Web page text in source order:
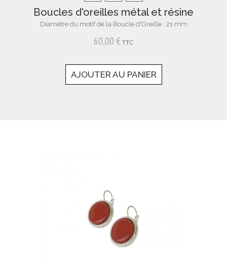
Boucles d'oreilles métal et résine
Diamètre du motif de la Boucle d'Oreille : 21 mm
60,00 € TTC
AJOUTER AU PANIER